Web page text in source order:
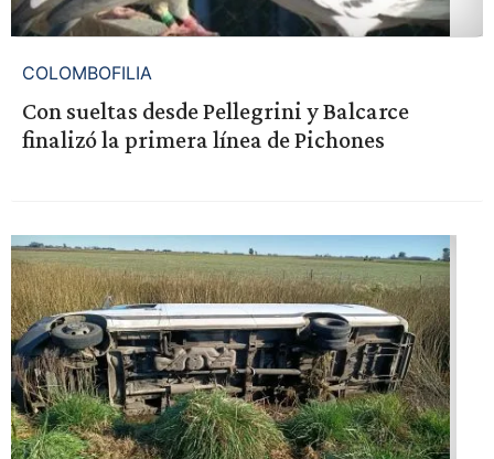
COLOMBOFILIA
Con sueltas desde Pellegrini y Balcarce
finalizó la primera línea de Pichones